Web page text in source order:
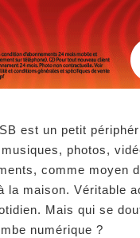
est un petit
photos,
comme moyen
la maison. Véritable
Mais qui se
numérique ?